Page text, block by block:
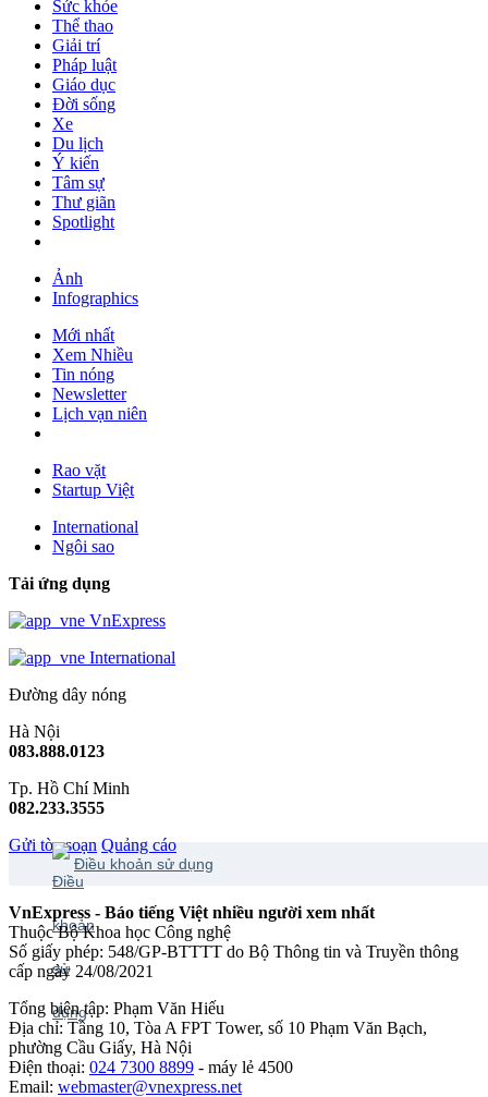
Sức khỏe
Thể thao
Giải trí
Pháp luật
Giáo dục
Đời sống
Xe
Du lịch
Ý kiến
Tâm sự
Thư giãn
Spotlight
Ảnh
Infographics
Mới nhất
Xem Nhiều
Tin nóng
Newsletter
Lịch vạn niên
Rao vặt
Startup Việt
International
Ngôi sao
Tải ứng dụng
VnExpress
International
Đường dây nóng
Hà Nội
083.888.0123
Tp. Hồ Chí Minh
082.233.3555
Gửi tòa soạn Quảng cáo
Điều khoản sử dụng
VnExpress - Báo tiếng Việt nhiều người xem nhất
Thuộc Bộ Khoa học Công nghệ
Số giấy phép: 548/GP-BTTTT do Bộ Thông tin và Truyền thông
cấp ngày 24/08/2021
Tổng biên tập: Phạm Văn Hiếu
Địa chỉ: Tầng 10, Tòa A FPT Tower, số 10 Phạm Văn Bạch,
phường Cầu Giấy, Hà Nội
Điện thoại: 024 7300 8899 - máy lẻ 4500
Email: webmaster@vnexpress.net